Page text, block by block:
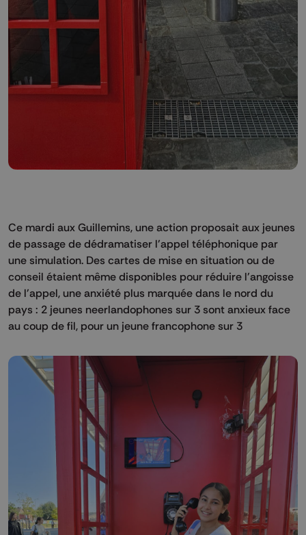
Ce mardi aux Guillemins, une action proposait aux jeunes
de passage de dédramatiser l'appel téléphonique par
une simulation. Des cartes de mise en situation ou de
conseil étaient même disponibles pour réduire l'angoisse
de l'appel, une anxiété plus marquée dans le nord du
pays : 2 jeunes neerlandophones sur 3 sont anxieux face
au coup de fil, pour un jeune francophone sur 3